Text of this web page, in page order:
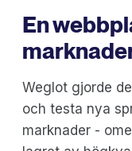
En
Weglot gjorde
och testa nya
marknader -